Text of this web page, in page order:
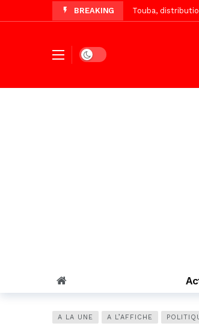
BREAKING Touba,
Recomposition
Dark mode
A LA UNE A L’AFFICHE